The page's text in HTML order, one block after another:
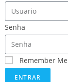
Senha
Remember Me
ENTRAR